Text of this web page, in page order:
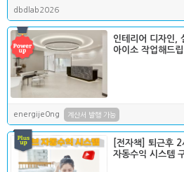
dbdlab2026
인테리어 디자인,
아이소 작업해드
energije0ng 계산서 발행 가능
[전자책] 퇴근후
자동수익 시스템